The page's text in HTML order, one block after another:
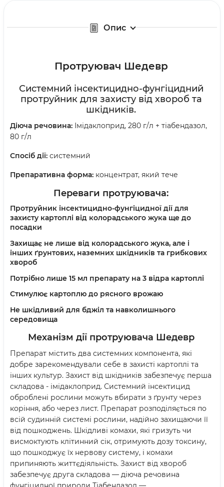
Опис
Протруювач Шедевр
Системний інсектицидно-фунгіцидний
протруйник для захисту від хвороб та
шкідників.
Діюча речовина: Імідаклоприд, 280 г/л + тіабендазол,
80 г/л
Спосіб дії: системний
Препаративна форма: концентрат, який тече
Переваги протруювача:
Протруйник інсектицидно-фунгіцидної дії для
захисту картоплі від колорадського жука ще до
посадки
Захищає не лише від колорадського жука, але і
інших ґрунтових, наземних шкідників та грибкових
хвороб
Потрібно лише 15 мл препарату на 3 відра картоплі
Стимулює картоплю до рясного врожаю
Не шкідливий для бджіл та навколишнього
середовища
Механізм дії протруювача Шедевр
Препарат містить два системних компонента, які
добре зарекомендували себе в захисті картоплі та
інших культур. Захист від шкідників забезпечує перша
складова - імідаклоприд. Системний інсектицид
оброблені рослини можуть вбирати з ґрунту через
коріння, або через лист. Препарат розподіляється по
всій судинній системі рослини, надійно захищаючи її
від пошкоджень. Шкідливі комахи, які гризуть чи
висмоктують клітинний сік, отримують дозу токсину,
що пошкоджує їх нервову систему, і комахи
припиняють життєдіяльність. Захист від хвороб
забезпечує друга складова — діюча речовина